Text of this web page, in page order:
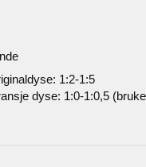
1:2-1:5
dyse: 1:0-1:0,5